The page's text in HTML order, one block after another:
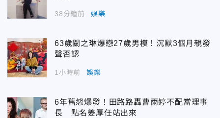
38分鐘前 娛樂
63歲關之琳爆戀27歲男模！沉默3個月親發
聲否認
1小時前 娛樂
6年舊怨爆發！田路路轟曹雨婷不配當理事
長 點名姜厚任站出來